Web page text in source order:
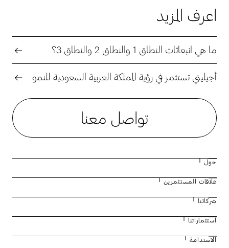
اعرف المزيد
ما هي انبعاثات النطاق 1 والنطاق 2 والنطاق 3؟
أجيليتي تستثمر في رؤية المملكة العربية السعودية للنمو
تواصل معنا
حول
مجلس الإدارة
القيادة الإدارية
تاريخنا
علاقات المستثمرين
حقائق وأرقام
التقارير المالية – الأرشيف
شركاتنا
استثماراتنا
الاستدامة